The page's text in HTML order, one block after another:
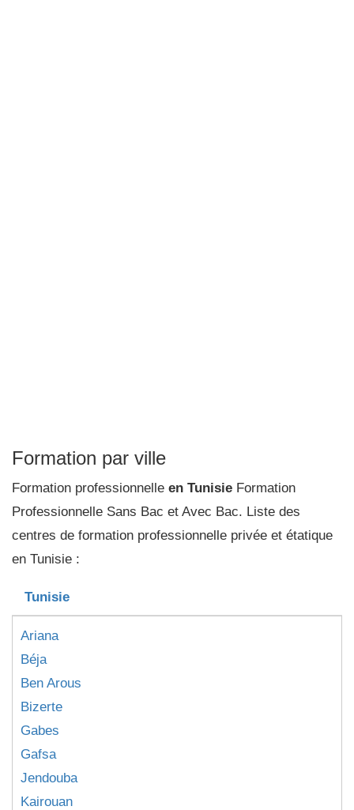
Formation par ville
Formation professionnelle en Tunisie Formation
Professionnelle Sans Bac et Avec Bac. Liste des
centres de formation professionnelle privée et étatique
en Tunisie :
Tunisie
Ariana
Béja
Ben Arous
Bizerte
Gabes
Gafsa
Jendouba
Kairouan